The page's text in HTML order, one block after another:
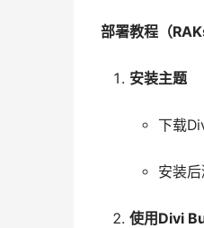
部署教程（
安装主题
下载
安装
使用Divi